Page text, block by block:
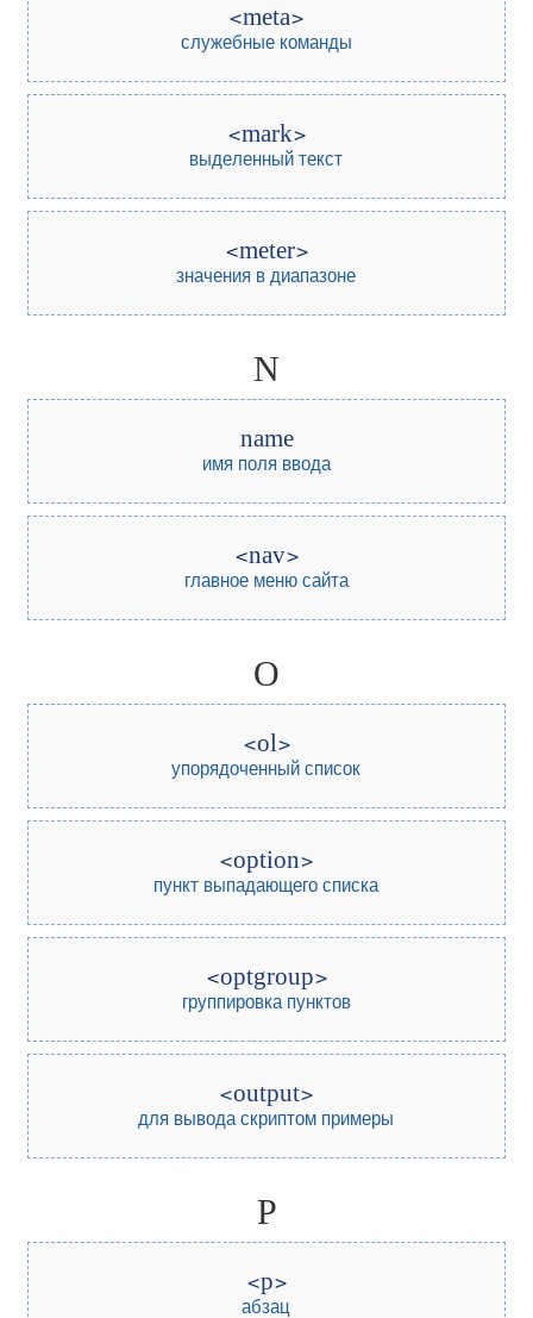
meta
служебные команды
mark
выделенный текст
meter
значения в диапазоне
N
name
имя поля ввода
nav
главное меню сайта
O
ol
упорядоченный список
option
пункт выпадающего списка
optgroup
группировка пунктов
output
для вывода скриптом примеры
P
p
абзац